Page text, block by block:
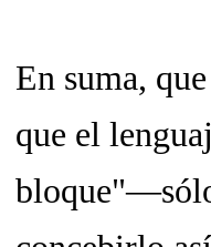
En suma,
que el